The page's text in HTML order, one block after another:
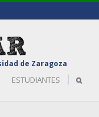
de Zaragoza
ESTUDIANTES